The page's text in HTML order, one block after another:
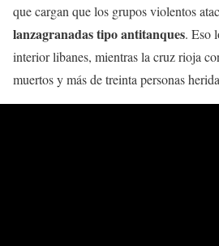
que cargan que los grupos violentos
lanzagranadas tipo antitanques. Eso
interior libanes, mientras la cruz rioja
muertos y más de treinta personas